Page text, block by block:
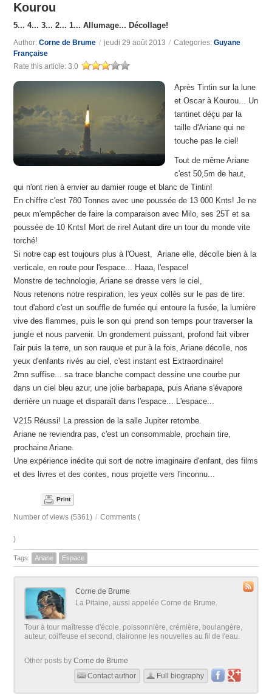
Kourou
5... 4... 3... 2... 1... Allumage... Décollage!
Author:Corne de Brume / jeudi 29 août 2013 / Categories:Guyane
Française
Rate this article:3.0
Après Tintin sur la lune
et Oscar à Kourou... Un
tantinet déçu par la
taille d'Ariane qui ne
touche pas le ciel!
Tout de même Ariane
c'est 50,5m de haut,
qui n'ont rien à envier au damier rouge et blanc de Tintin!
En chiffre c'est 780 Tonnes avec une poussée de 13 000 Knts! Je ne
peux m'empêcher de faire la comparaison avec Milo, ses 25T et sa
poussée de 10 Knts! Mort de rire! Autant dire un tour du monde vite
torché!
Si notre cap est toujours plus à l'Ouest, Ariane elle, décolle bien à la
verticale, en route pour l'espace... Haaa, l'espace!
Monstre de technologie, Ariane se dresse vers le ciel,
Nous retenons notre respiration, les yeux collés sur le pas de tire:
tout d'abord c'est un souffle de fumée qui entoure la fusée, la lumière
vive des flammes, puis le son qui prend son temps pour traverser la
jungle et nous parvenir. Un grondement puissant, profond fait vibrer
l'air puis la terre, un son rauque et pur à la fois, Ariane décolle, nos
yeux d'enfants rivés au ciel, c'est instant est Extraordinaire!
2mn suffise... sa trace blanche compact dessine une courbe pur
dans un ciel bleu azur, une jolie barbapapa, puis Ariane s'évapore
derrière un nuage et disparaît dans l'espace... L'espace...
V215 Réussi! La pression de la salle Jupiter retombe.
Ariane ne reviendra pas, c'est un consommable, prochain tire,
prochaine Ariane.
Une expérience inédite qui sort de notre imaginaire d'enfant, des films
et des livres et des contes, nous projette vers l'inconnu...
Print
Number of views (5361) / Comments (
)
Tags: Ariane Espace
Corne de Brume
La Pitaine, aussi appelée Corne de Brume.
Tour à tour maîtresse d'école, poissonnière, crémière, boulangère,
auteur, coiffeuse et second, claironne les nouvelles au fil de l'eau.
Other posts byCorne de Brume
Contact author
Full biography